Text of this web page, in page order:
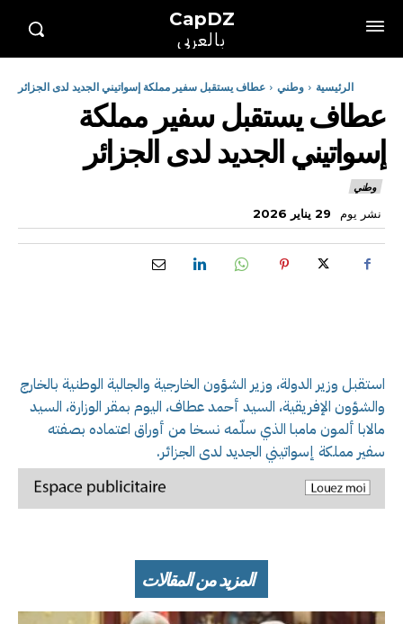
CapDZ
بالعربي
الرئيسية وطني عطاف يستقبل سفير مملكة إسواتيني الجديد لدى الجزائر
عطاف يستقبل سفير مملكة
إسواتيني الجديد لدى الجزائر
وطني
نشر يوم 29 يناير 2026
استقبل وزير الدولة، وزير الشؤون الخارجية والجالية الوطنية بالخارج
والشؤون الإفريقية، السيد ‎أحمد عطاف، اليوم بمقر الوزارة، السيد
مالابا ألمون مامبا الذي سلّمه نسخا من أوراق اعتماده بصفته
سفير مملكة إسواتيني الجديد لدى الجزائر.
المزيد من المقالات